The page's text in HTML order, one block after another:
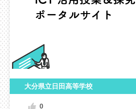
大分県立日田高等学校
0